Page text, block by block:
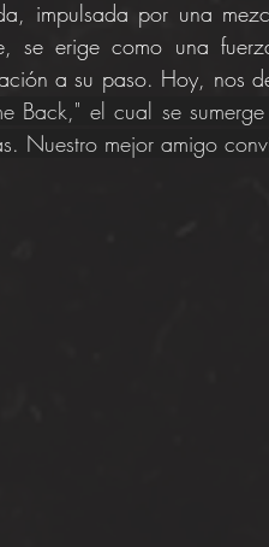
impulsada por una
se erige como una
a su paso. Hoy, nos
Back," el cual se
Nuestro mejor amigo